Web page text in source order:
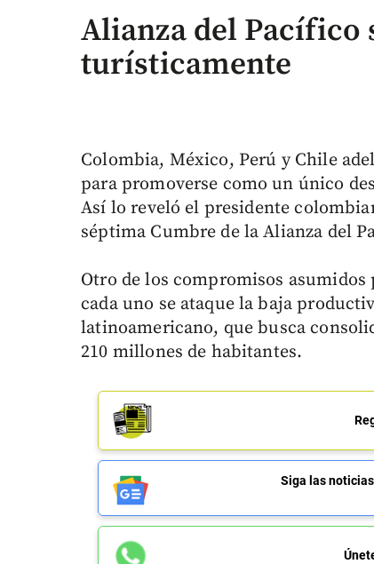
Alianza del Pacífico
turísticamente
Colombia, México, Perú y Chile
para promoverse como un único
Así lo reveló el presidente
séptima Cumbre de la Alianza del
Otro de los compromisos
cada uno se ataque la baja
latinoamericano, que busca
210 millones de habitantes.
Siga las noticias